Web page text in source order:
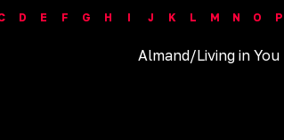
D E F G H I J K L M N O P
Almand/Living in You